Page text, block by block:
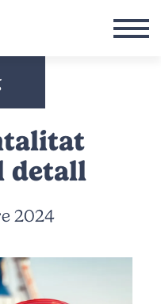
detall
2024